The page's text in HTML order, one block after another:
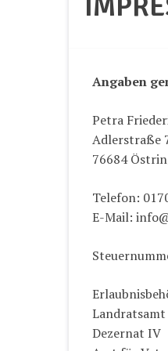
Angaben
Petra
Adlerstraße
76684
Telefon:
E-Mail:
Dezernat IV